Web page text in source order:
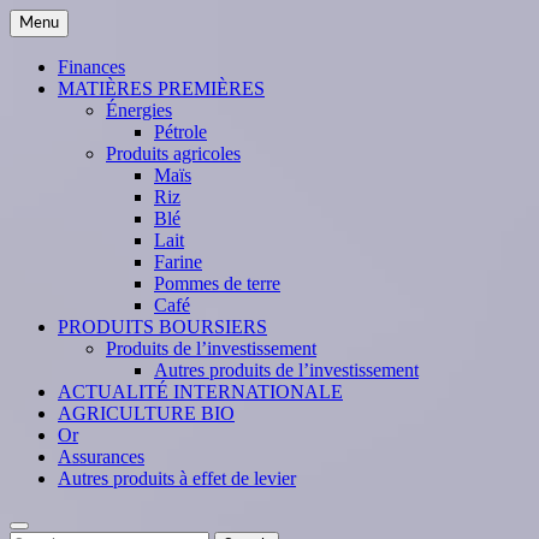
Skip
to
content
Menu
Finances
MATIÈRES PREMIÈRES
Énergies
Pétrole
Produits agricoles
Maïs
Riz
Blé
Lait
Farine
Pommes de terre
Café
PRODUITS BOURSIERS
Produits de l’investissement
Autres produits de l’investissement
ACTUALITÉ INTERNATIONALE
AGRICULTURE BIO
Or
Assurances
Autres produits à effet de levier
Search